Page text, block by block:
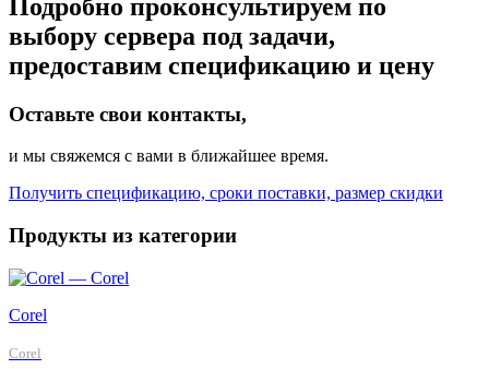
Подробно проконсультируем по
выбору сервера под задачи,
предоставим спецификацию и цену
Оставьте свои контакты,
и мы свяжемся с вами в ближайшее время.
Получить спецификацию, сроки поставки, размер скидки
Продукты из категории
Corel
Corel